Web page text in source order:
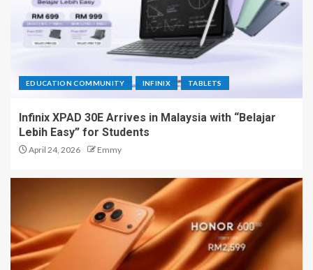
EDUCATION COMMUNITY INFINIX TABLETS
Infinix XPAD 30E Arrives in Malaysia with “Belajar
Lebih Easy” for Students
April 24, 2026 Emmy